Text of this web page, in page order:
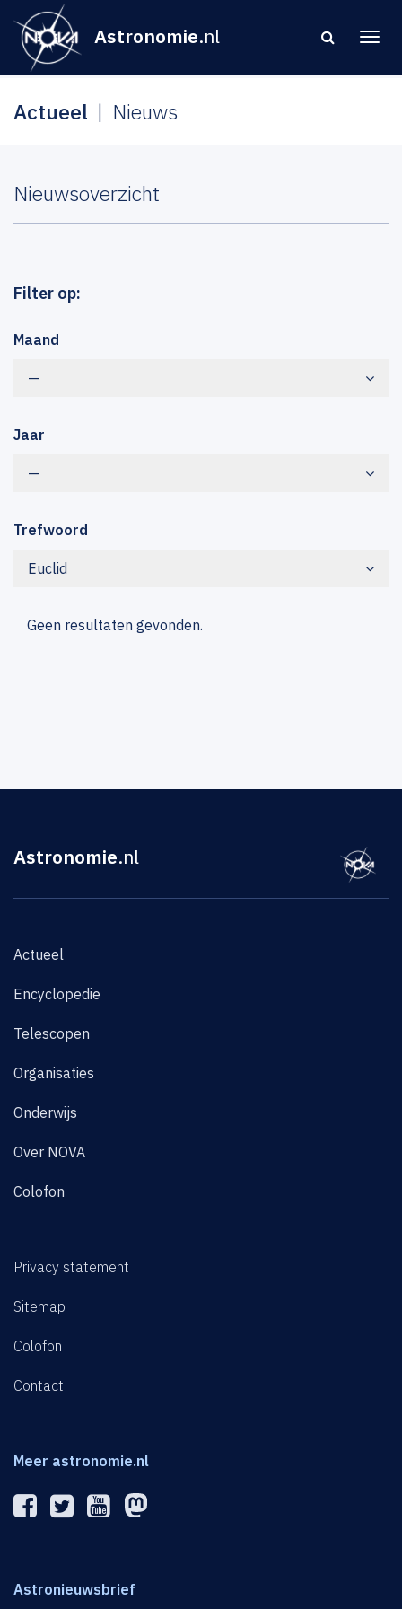
Astronomie.nl
Actueel Nieuws
Nieuwsoverzicht
Filter op:
Maand
—
Jaar
—
Trefwoord
Euclid
Geen resultaten gevonden.
Astronomie.nl
Actueel
Encyclopedie
Telescopen
Organisaties
Onderwijs
Over NOVA
Colofon
Privacy statement
Sitemap
Colofon
Contact
Meer astronomie.nl
Astronieuwsbrief